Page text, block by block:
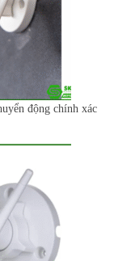
động chính xác